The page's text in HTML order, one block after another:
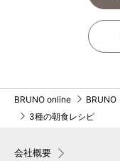
BRUNO online BRUNO
3種の朝食レシピ
会社概要